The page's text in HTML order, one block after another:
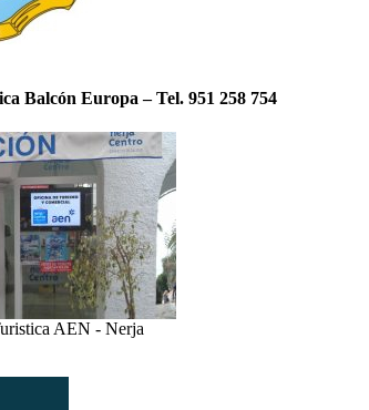
Balcón Europa – Tel. 951 258 754
AEN - Nerja